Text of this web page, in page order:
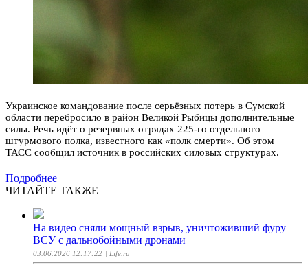
Украинское командование после серьёзных потерь в Сумской
области перебросило в район Великой Рыбицы дополнительные
силы. Речь идёт о резервных отрядах 225-го отдельного
штурмового полка, известного как «полк смерти». Об этом
ТАСС сообщил источник в российских силовых структурах.
Подробнее
ЧИТАЙТЕ ТАКЖЕ
На видео сняли мощный взрыв, уничтоживший фуру
ВСУ с дальнобойными дронами
03.06.2026 12:17:22 | Life.ru